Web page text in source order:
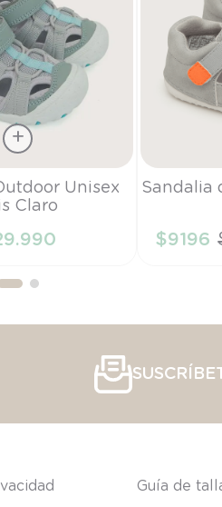
AL CARRITO
Unisex
Claro
.990
Talla
Sandalia
$9196
Guía de